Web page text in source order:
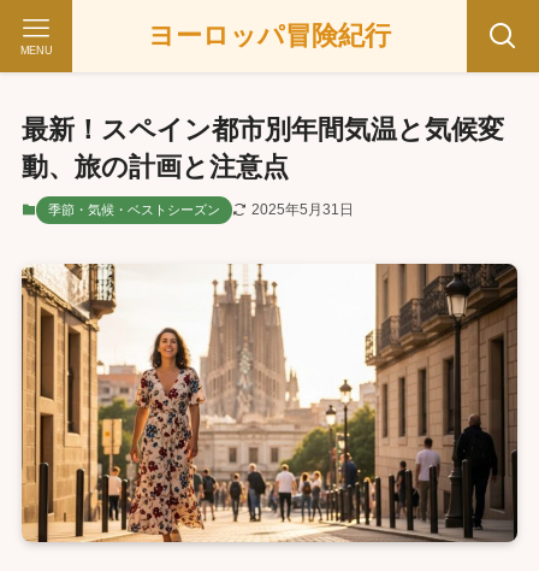
ヨーロッパ冒険紀行
MENU
最新！スペイン都市別年間気温と気候変
動、旅の計画と注意点
季節・気候・ベストシーズン 2025年5月31日